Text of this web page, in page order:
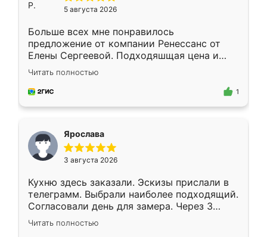
5 августа 2026
Больше всех мне понравилось
предложение от компании Ренессанс от
Елены Сергеевой. Подходяшщая цена и
короткие сроки изготовления. Приехавший
для замера сотрудник Владислав
предложил по моему эскизу самый
Читать полностью
1
Ярослава
3 августа 2026
Кухню здесь заказали. Эскизы прислали в
телеграмм. Выбрали наиболее подходящий.
Согласовали день для замера. Через 3
недели кухня была уже готова. Остались
довольны работой. Спасибо Ренессанс
Читать полностью